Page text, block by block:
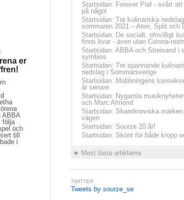
er
ABBA
följa
och
till
i
Startsidan: Forever Piaf - svårt
på något
Startsidan: Tre kulinariska nedslag
sommaren 2021 – Aten, Split och
Startsidan: De socialt, ofrivilligt
finns kvar - även utan Corona-
Startsidan: ABBA och Streisand i
symbios
Startsidan: Tre spännande
nedslag i Sommarsverige
Startsidan: Mobbningens
år senare
Startsidan: Nygamla
och Marc Almond
Startsidan: Skandinaviska
vägen
Startsidan: Sourze 20 år!
Startsidan: Skönt för både kropp
► Mest lästa artiklarna
TWITTER
Tweets by sourze_se